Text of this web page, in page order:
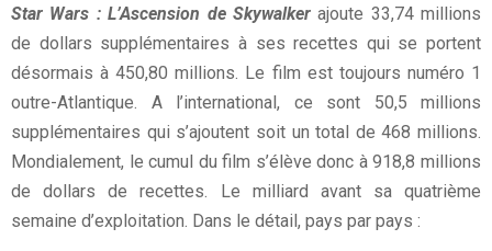
Star Wars : L’Ascension de Skywalkerajoute 33,74 millions
de dollars supplémentaires à ses recettes qui se portent
désormais à 450,80 millions. Le film est toujours numéro 1
outre-Atlantique. A l’international, ce sont 50,5 millions
supplémentaires qui s’ajoutent soit un total de 468 millions.
Mondialement, le cumul du film s’élève donc à 918,8 millions
de dollars de recettes. Le milliard avant sa quatrième
semaine d’exploitation. Dans le détail, pays par pays :